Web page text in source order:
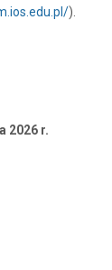
).
2026 r.